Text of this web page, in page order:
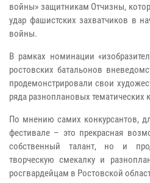
войны» защитникам Отчизны,
удар фашистских захватчиков в
войны.
В рамках номинации
ростовских батальонов
продемонстрировали свои
ряда разноплановых тематических
По мнению самих конкурсантов,
фестивале – это прекрасная
собственный талант, но и
творческую смекалку и
росгвардейцам в Ростовской